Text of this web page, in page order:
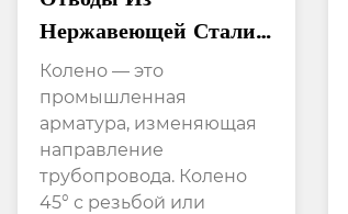
Нержавеющей Стали
Под Углом 45
Градусов С
Внутренней Резьбой С
Обеих Сторон
Колено — это
промышленная
арматура, изменяющая
направление
трубопровода. Колено
45° с резьбой или